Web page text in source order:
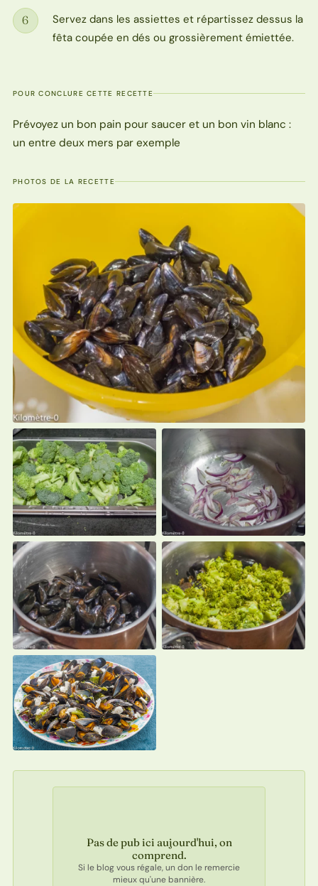
Étape
6
Servez dans les assiettes et répartissez dessus la
fêta coupée en dés ou grossièrement émiettée.
POUR CONCLURE CETTE RECETTE
Prévoyez un bon pain pour saucer et un bon vin blanc :
un entre deux mers par exemple
PHOTOS DE LA RECETTE
Pas de pub ici aujourd'hui, on
comprend.
Si le blog vous régale, un don le remercie
mieux qu'une bannière.